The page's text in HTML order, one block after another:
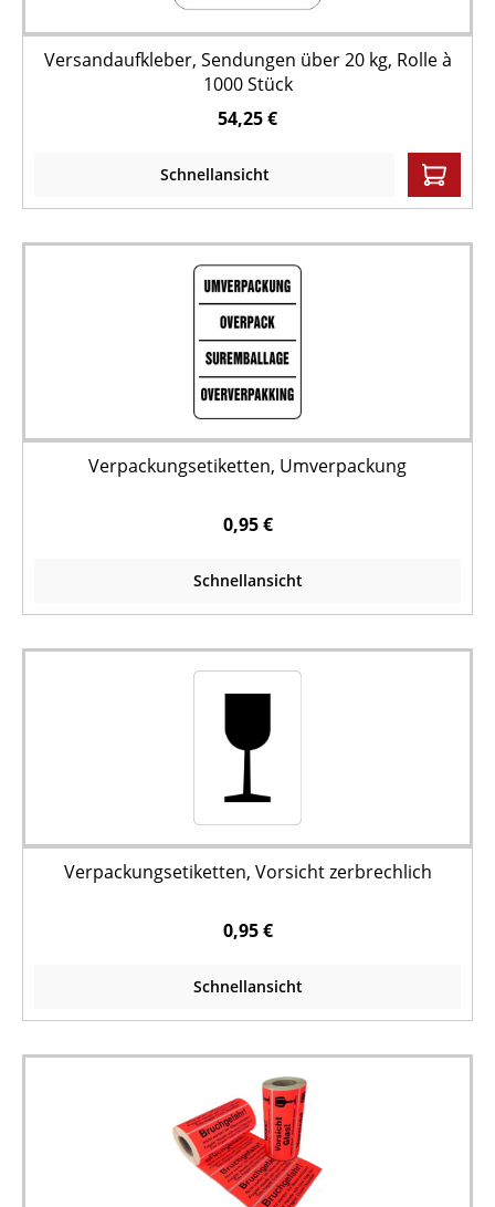
Versandaufkleber, Sendungen über 20 kg, Rolle à
1000 Stück
54,25 €
Schnellansicht
Verpackungsetiketten, Umverpackung
0,95 €
Schnellansicht
Verpackungsetiketten, Vorsicht zerbrechlich
0,95 €
Schnellansicht